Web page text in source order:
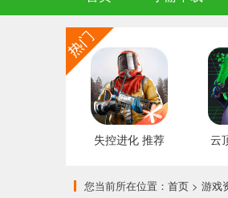
失控进化 推荐
您当前所在位置： 首页 > 游戏